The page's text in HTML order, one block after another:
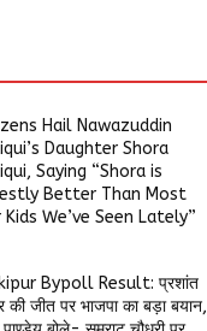
Hail Nawazuddin
Daughter Shora
Saying “Shora is
Better Than Most
We’ve Seen Lately”
Bypoll Result: प्रशांत
की जीत पर भाजपा का बड़ा बयान,